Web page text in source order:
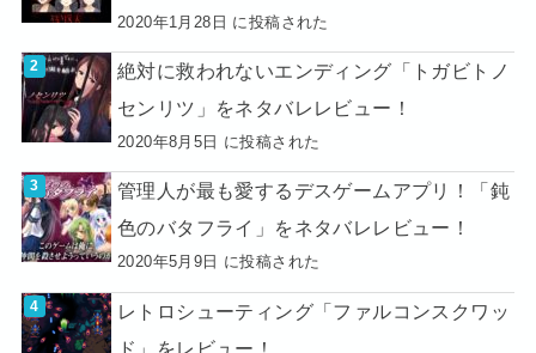
2020年1月28日 に投稿された
絶対に救われないエンディング「トガビトノ
センリツ」をネタバレレビュー！
2020年8月5日 に投稿された
管理人が最も愛するデスゲームアプリ！「鈍
色のバタフライ」をネタバレレビュー！
2020年5月9日 に投稿された
レトロシューティング「ファルコンスクワッ
ド」をレビュー！